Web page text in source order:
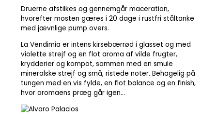
Druerne afstilkes og gennemgår maceration,
hvorefter mosten gæres i 20 dage i rustfri ståltanke
med jævnlige pump overs.
La Vendimia er intens kirsebærrød i glasset og med
violette strejf og en flot aroma af vilde frugter,
krydderier og kompot, sammen med en smule
mineralske strejf og små, ristede noter. Behagelig på
tungen med en vis fylde, en flot balance og en finish,
hvor aromaens præg går igen…